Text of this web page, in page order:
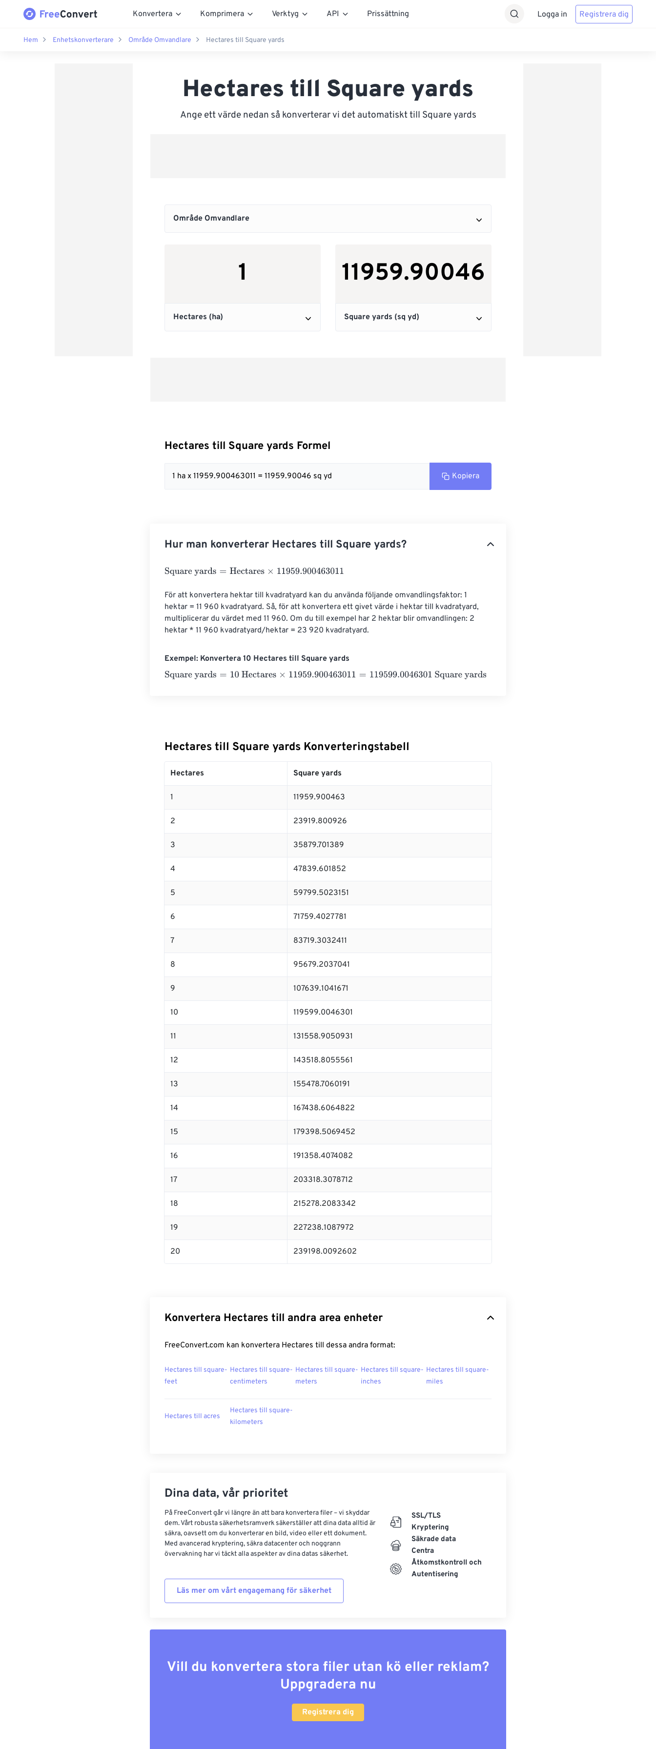
Konvertera Komprimera Verktyg API Prissättning Logga in Registrera dig
Hem Enhetskonverterare Område Omvandlare Hectares till Square yards
Hectares till Square yards
Ange ett värde nedan så konverterar vi det automatiskt till Square yards
Hectares till Square yards Formel
1 ha x 11959.900463011 = 11959.90046 sq yd Kopiera
Hur man konverterar Hectares till Square yards?
Square yards=Hectares×11959.900463011
För att konvertera hektar till kvadratyard kan du använda följande omvandlingsfaktor: 1
hektar = 11 960 kvadratyard. Så, för att konvertera ett givet värde i hektar till kvadratyard,
multiplicerar du värdet med 11 960. Om du till exempel har 2 hektar blir omvandlingen: 2
hektar * 11 960 kvadratyard/hektar = 23 920 kvadratyard.
Exempel: Konvertera 10 Hectares till Square yards
Square yards=10 Hectares×11959.900463011=119599.0046301 Square yards
Hectares till Square yards Konverteringstabell
Hectares Square yards
1 11959.900463
2 23919.800926
3 35879.701389
4 47839.601852
5 59799.5023151
6 71759.4027781
7 83719.3032411
8 95679.2037041
9 107639.1041671
10 119599.0046301
11 131558.9050931
12 143518.8055561
13 155478.7060191
14 167438.6064822
15 179398.5069452
16 191358.4074082
17 203318.3078712
18 215278.2083342
19 227238.1087972
20 239198.0092602
Konvertera Hectares till andra area enheter
FreeConvert.com kan konvertera Hectares till dessa andra format:
Hectares till square-
feet
Hectares till square-
centimeters
Hectares till square-
meters
Hectares till square-
inches
Hectares till square-
miles
Hectares till acres
Hectares till square-
kilometers
Dina data, vår prioritet
På FreeConvert går vi längre än att bara konvertera filer – vi skyddar
dem. Vårt robusta säkerhetsramverk säkerställer att dina data alltid är
säkra, oavsett om du konverterar en bild, video eller ett dokument.
Med avancerad kryptering, säkra datacenter och noggrann
övervakning har vi täckt alla aspekter av dina datas säkerhet.
Läs mer om vårt engagemang för säkerhet
SSL/TLS
Kryptering
Säkrade data
Centra
Åtkomstkontroll och
Autentisering
Vill du konvertera stora filer utan kö eller reklam?
Uppgradera nu
Registrera dig